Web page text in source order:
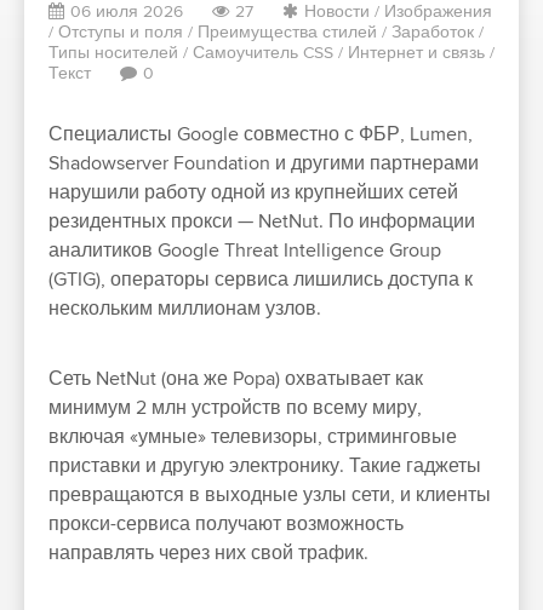
06 июля 2026 27 Новости / Изображения
/ Отступы и поля / Преимущества стилей / Заработок /
Типы носителей / Самоучитель CSS / Интернет и связь /
Текст
0
Специалисты Google совместно с ФБР, Lumen,
Shadowserver Foundation и другими партнерами
нарушили работу одной из крупнейших сетей
резидентных прокси — NetNut. По информации
аналитиков Google Threat Intelligence Group
(GTIG), операторы сервиса лишились доступа к
нескольким миллионам узлов.
Сеть NetNut (она же Popa) охватывает как
минимум 2 млн устройств по всему миру,
включая «умные» телевизоры, стриминговые
приставки и другую электронику. Такие гаджеты
превращаются в выходные узлы сети, и клиенты
прокси-сервиса получают возможность
направлять через них свой трафик.